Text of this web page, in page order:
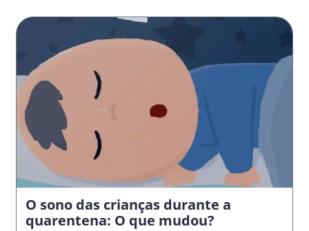
O sono das crianças durante a
quarentena: O que mudou?